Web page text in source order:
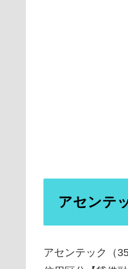
アセンテ
アセンテック（